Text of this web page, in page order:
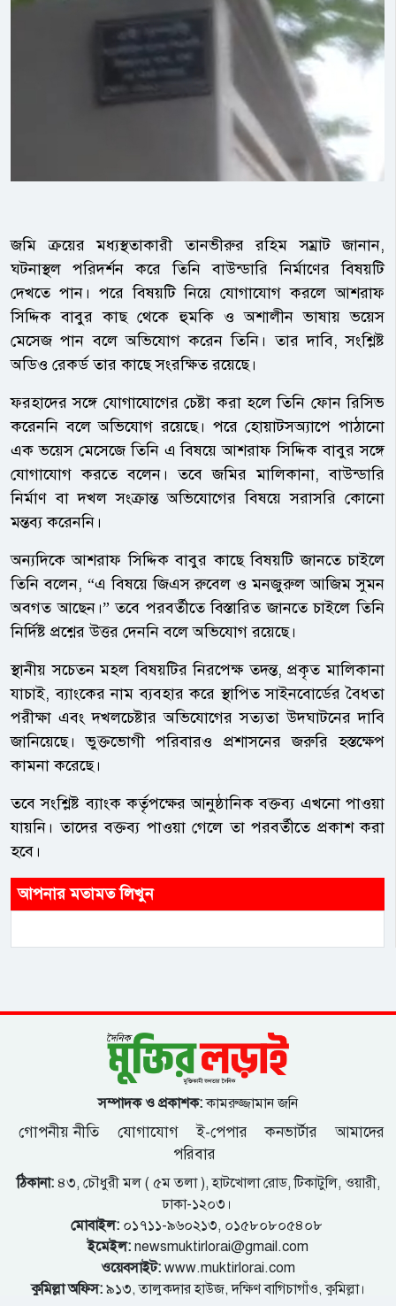
জমি ক্রয়ের মধ্যস্থতাকারী তানভীরুর রহিম সম্রাট জানান,
ঘটনাস্থল পরিদর্শন করে তিনি বাউন্ডারি নির্মাণের বিষয়টি
দেখতে পান। পরে বিষয়টি নিয়ে যোগাযোগ করলে আশরাফ
সিদ্দিক বাবুর কাছ থেকে হুমকি ও অশালীন ভাষায় ভয়েস
মেসেজ পান বলে অভিযোগ করেন তিনি। তার দাবি, সংশ্লিষ্ট
অডিও রেকর্ড তার কাছে সংরক্ষিত রয়েছে।
ফরহাদের সঙ্গে যোগাযোগের চেষ্টা করা হলে তিনি ফোন রিসিভ
করেননি বলে অভিযোগ রয়েছে। পরে হোয়াটসঅ্যাপে পাঠানো
এক ভয়েস মেসেজে তিনি এ বিষয়ে আশরাফ সিদ্দিক বাবুর সঙ্গে
যোগাযোগ করতে বলেন। তবে জমির মালিকানা, বাউন্ডারি
নির্মাণ বা দখল সংক্রান্ত অভিযোগের বিষয়ে সরাসরি কোনো
মন্তব্য করেননি।
অন্যদিকে আশরাফ সিদ্দিক বাবুর কাছে বিষয়টি জানতে চাইলে
তিনি বলেন, “এ বিষয়ে জিএস রুবেল ও মনজুরুল আজিম সুমন
অবগত আছেন।” তবে পরবর্তীতে বিস্তারিত জানতে চাইলে তিনি
নির্দিষ্ট প্রশ্নের উত্তর দেননি বলে অভিযোগ রয়েছে।
স্থানীয় সচেতন মহল বিষয়টির নিরপেক্ষ তদন্ত, প্রকৃত মালিকানা
যাচাই, ব্যাংকের নাম ব্যবহার করে স্থাপিত সাইনবোর্ডের বৈধতা
পরীক্ষা এবং দখলচেষ্টার অভিযোগের সত্যতা উদঘাটনের দাবি
জানিয়েছে। ভুক্তভোগী পরিবারও প্রশাসনের জরুরি হস্তক্ষেপ
কামনা করেছে।
তবে সংশ্লিষ্ট ব্যাংক কর্তৃপক্ষের আনুষ্ঠানিক বক্তব্য এখনো পাওয়া
যায়নি। তাদের বক্তব্য পাওয়া গেলে তা পরবর্তীতে প্রকাশ করা
হবে।
আপনার মতামত লিখুন
সম্পাদক ও প্রকাশক:কামরুজ্জামান জনি
গোপনীয় নীতি যোগাযোগ ই-পেপার কনভার্টার
আমাদের
পরিবার
ঠিকানা:৪৩, চৌধুরী মল ( ৫ম তলা ), হাটখোলা রোড, টিকাটুলি, ওয়ারী,
ঢাকা-১২০৩।
মোবাইল:০১৭১১-৯৬০২১৩, ০১৫৮০৮০৫৪০৮
ইমেইল: newsmuktirlorai@gmail.com
ওয়েবসাইট: www.muktirlorai.com
কুমিল্লা অফিস: ৯১৩, তালুকদার হাউজ, দক্ষিণ বাগিচাগাঁও, কুমিল্লা।